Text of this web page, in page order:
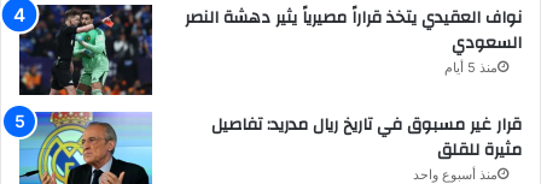
نواف العقيدي يتخذ قراراً مصيرياً يثير دهشة النصر
السعودي
منذ 5 أيام
قرار غير مسبوق في تاريخ ريال مدريد: تفاصيل
مثيرة للقلق
منذ أسبوع واحد